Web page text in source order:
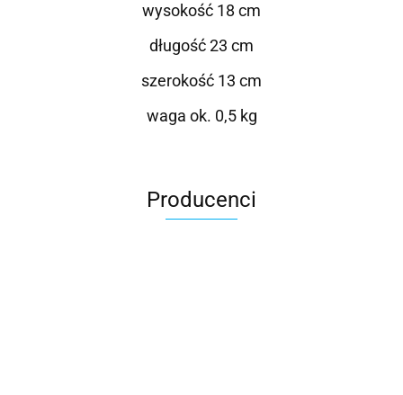
wysokość 18 cm
długość 23 cm
szerokość 13 cm
waga ok. 0,5 kg
Producenci